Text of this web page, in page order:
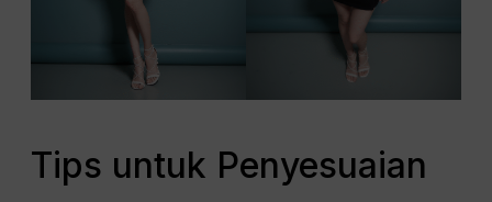
Tips untuk Penyesuaian